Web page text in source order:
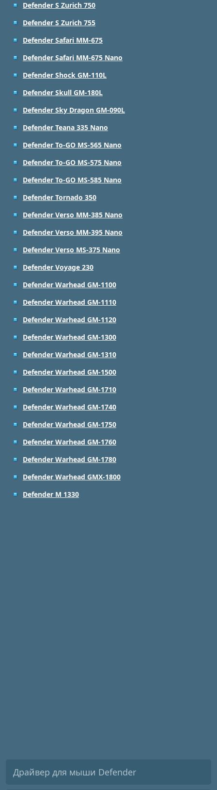
Defender S Zurich 750
Defender S Zurich 755
Defender Safari MM-675
Defender Safari MM-675 Nano
Defender Shock GM-110L
Defender Skull GM-180L
Defender Sky Dragon GM-090L
Defender Teana 335 Nano
Defender To-GO MS-565 Nano
Defender To-GO MS-575 Nano
Defender To-GO MS-585 Nano
Defender Tornado 350
Defender Verso MM-385 Nano
Defender Verso MM-395 Nano
Defender Verso MS-375 Nano
Defender Voyage 230
Defender Warhead GM-1100
Defender Warhead GM-1110
Defender Warhead GM-1120
Defender Warhead GM-1300
Defender Warhead GM-1310
Defender Warhead GM-1500
Defender Warhead GM-1710
Defender Warhead GM-1740
Defender Warhead GM-1750
Defender Warhead GM-1760
Defender Warhead GM-1780
Defender Warhead GMX-1800
Defender М 1330
Драйвер для мыши Defender